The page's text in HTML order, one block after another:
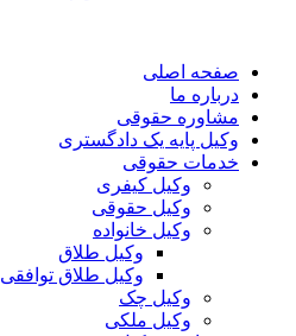
صفحه اصلی
درباره ما
مشاوره حقوقی
وکیل پایه یک دادگستری
خدمات حقوقی
وکیل کیفری
وکیل حقوقی
وکیل خانواده
وکیل طلاق
وکیل طلاق توافقی
وکیل چک
وکیل ملکی